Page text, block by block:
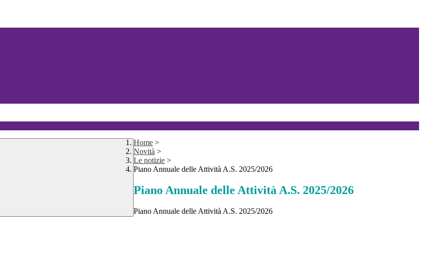
Home >
Novità >
Le notizie >
Piano Annuale delle Attività A.S. 2025/2026
Piano Annuale delle Attività A.S. 2025/2026
Piano Annuale delle Attività A.S. 2025/2026